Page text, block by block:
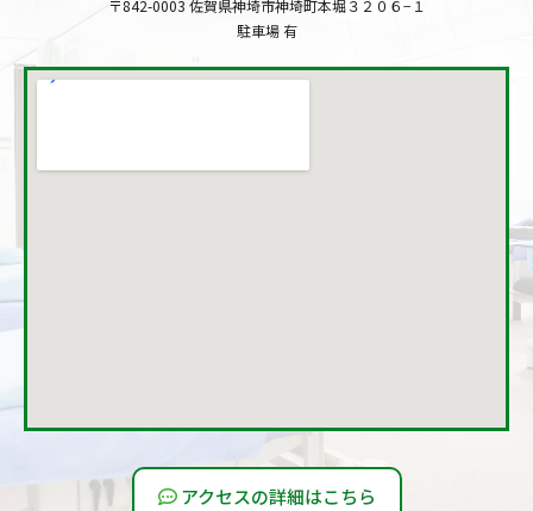
〒842-0003 佐賀県神埼市神埼町本堀３２０６−１
駐車場 有
アクセスの詳細はこちら